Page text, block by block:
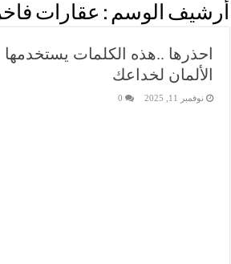
أرشيف الوسم : عقارات
احذرها ..هذه الكلمات يستخدمها
الألمان لخداعك
نوفمبر 11, 2025 0